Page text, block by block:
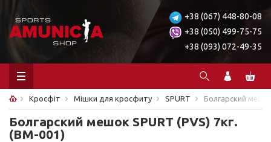
+38 (067) 448-80-08
+38 (050) 499-75-75
+38 (093) 072-49-35
Кросфіт Мішки для кросфиту SPURT Болгарский
Болгарский мешок SPURT (PVS) 7кг.
(BM-001)